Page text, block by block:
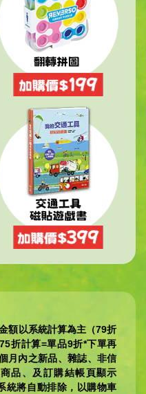
額以系統計算為主（79折
折計算=單品9折*下單再
月內之新品、雜誌、非信
品、及訂購結帳頁顯示
統將自動排除，以購物車